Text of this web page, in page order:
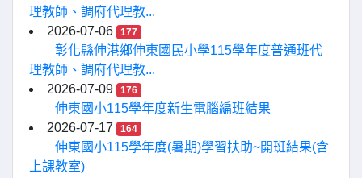
理教師、調府代理教...
2026-07-06
177
彰化縣伸港鄉伸東國民小學115學年度普通班代
理教師、調府代理教...
2026-07-09
176
伸東國小115學年度新生電腦編班結果
2026-07-17
164
伸東國小115學年度(暑期)學習扶助~開班結果(含
上課教室)